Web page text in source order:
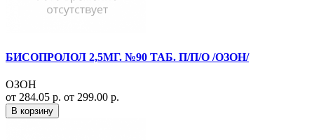
БИСОПРОЛОЛ 2,5МГ. №90 ТАБ. П/П/О /ОЗОН/
ОЗОН
от 284.05 р. от 299.00 р.
В корзину